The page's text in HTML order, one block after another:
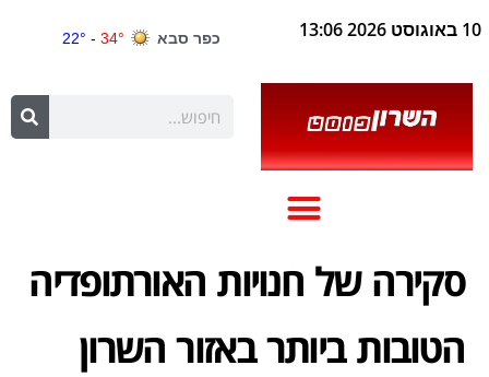
10 באוגוסט 2026 13:06
סקירה של חנויות האורתופדיה
הטובות ביותר באזור השרון